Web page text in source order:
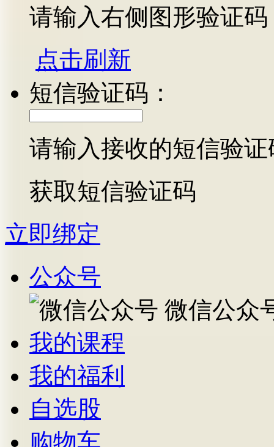
请输入右侧图形验证码
点击刷新
短信验证码：
请输入接收的短信验证
获取短信验证码
立即绑定
公众号
微信公众
我的课程
我的福利
自选股
购物车